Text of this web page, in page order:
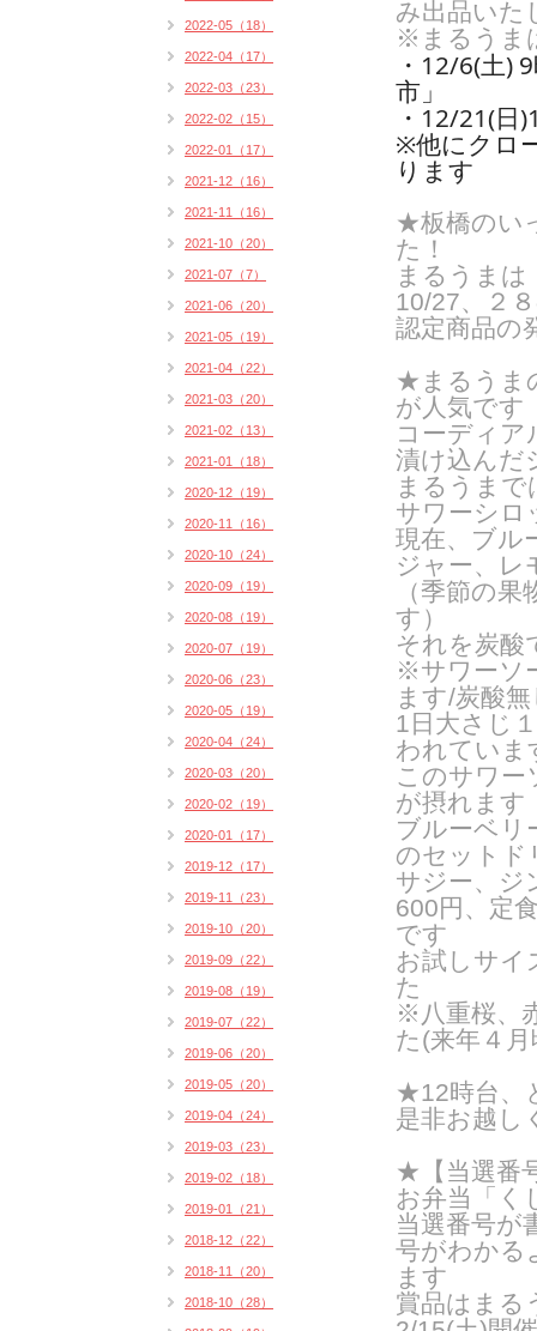
み出品いた
※まるうま
・12/6(土)
市」
・12/21(日
※他にクロ
ります
★板橋のい
た！
まるうま
10/27、２
認定商品の
★まるうま
が人気です
コーディア
漬け込んだ
まるうま
サワーシロ
現在、ブル
ジャー、レ
（季節の
す）
それを炭酸
※サワーソ
ます/炭酸
1日大さじ
われていま
このサワー
が摂れます
ブルーベリ
のセットド
サジー、ジ
600円、定
です
お試しサイ
た
※八重桜、
た(来年４月
★12時台、
是非お越し
★【当選番
お弁当「く
当選番号が
号がわかる
ます
賞品はまる
2022-05（18）
2022-04（17）
2022-03（23）
2022-02（15）
2022-01（17）
2021-12（16）
2021-11（16）
2021-10（20）
2021-07（7）
2021-06（20）
2021-05（19）
2021-04（22）
2021-03（20）
2021-02（13）
2021-01（18）
2020-12（19）
2020-11（16）
2020-10（24）
2020-09（19）
2020-08（19）
2020-07（19）
2020-06（23）
2020-05（19）
2020-04（24）
2020-03（20）
2020-02（19）
2020-01（17）
2019-12（17）
2019-11（23）
2019-10（20）
2019-09（22）
2019-08（19）
2019-07（22）
2019-06（20）
2019-05（20）
2019-04（24）
2019-03（23）
2019-02（18）
2019-01（21）
2018-12（22）
2018-11（20）
2018-10（28）